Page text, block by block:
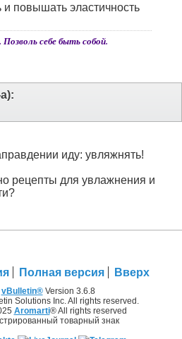
и повышать эластичность
себе быть собой.
иду: увляжнять!
рецепты для увлажнения и
Полная версия Вверх
vBulletin®Version 3.6.8
Solutions Inc. All rights reserved.
Aromarti® All rights reserved
товарный знак